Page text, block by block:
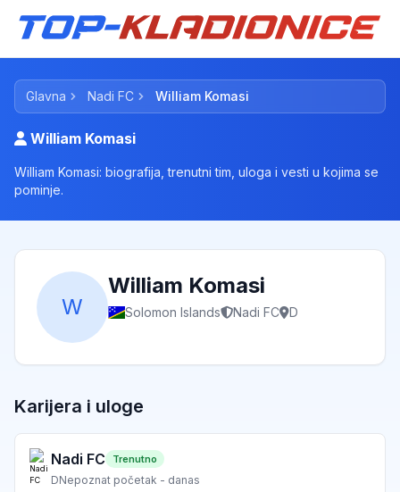
Glavna Nadi FC William Komasi
William Komasi
William Komasi: biografija, trenutni tim, uloga i vesti u kojima se
pominje.
W
William Komasi
Solomon Islands Nadi FC D
Karijera i uloge
Nadi FC Trenutno
DNepoznat početak - danas